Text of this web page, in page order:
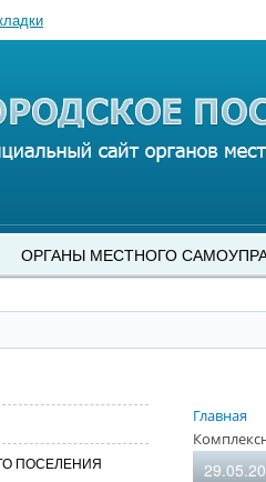
ОРГАНЫ МЕСТНОГО
Главная
ПОСЕЛЕНИЯ